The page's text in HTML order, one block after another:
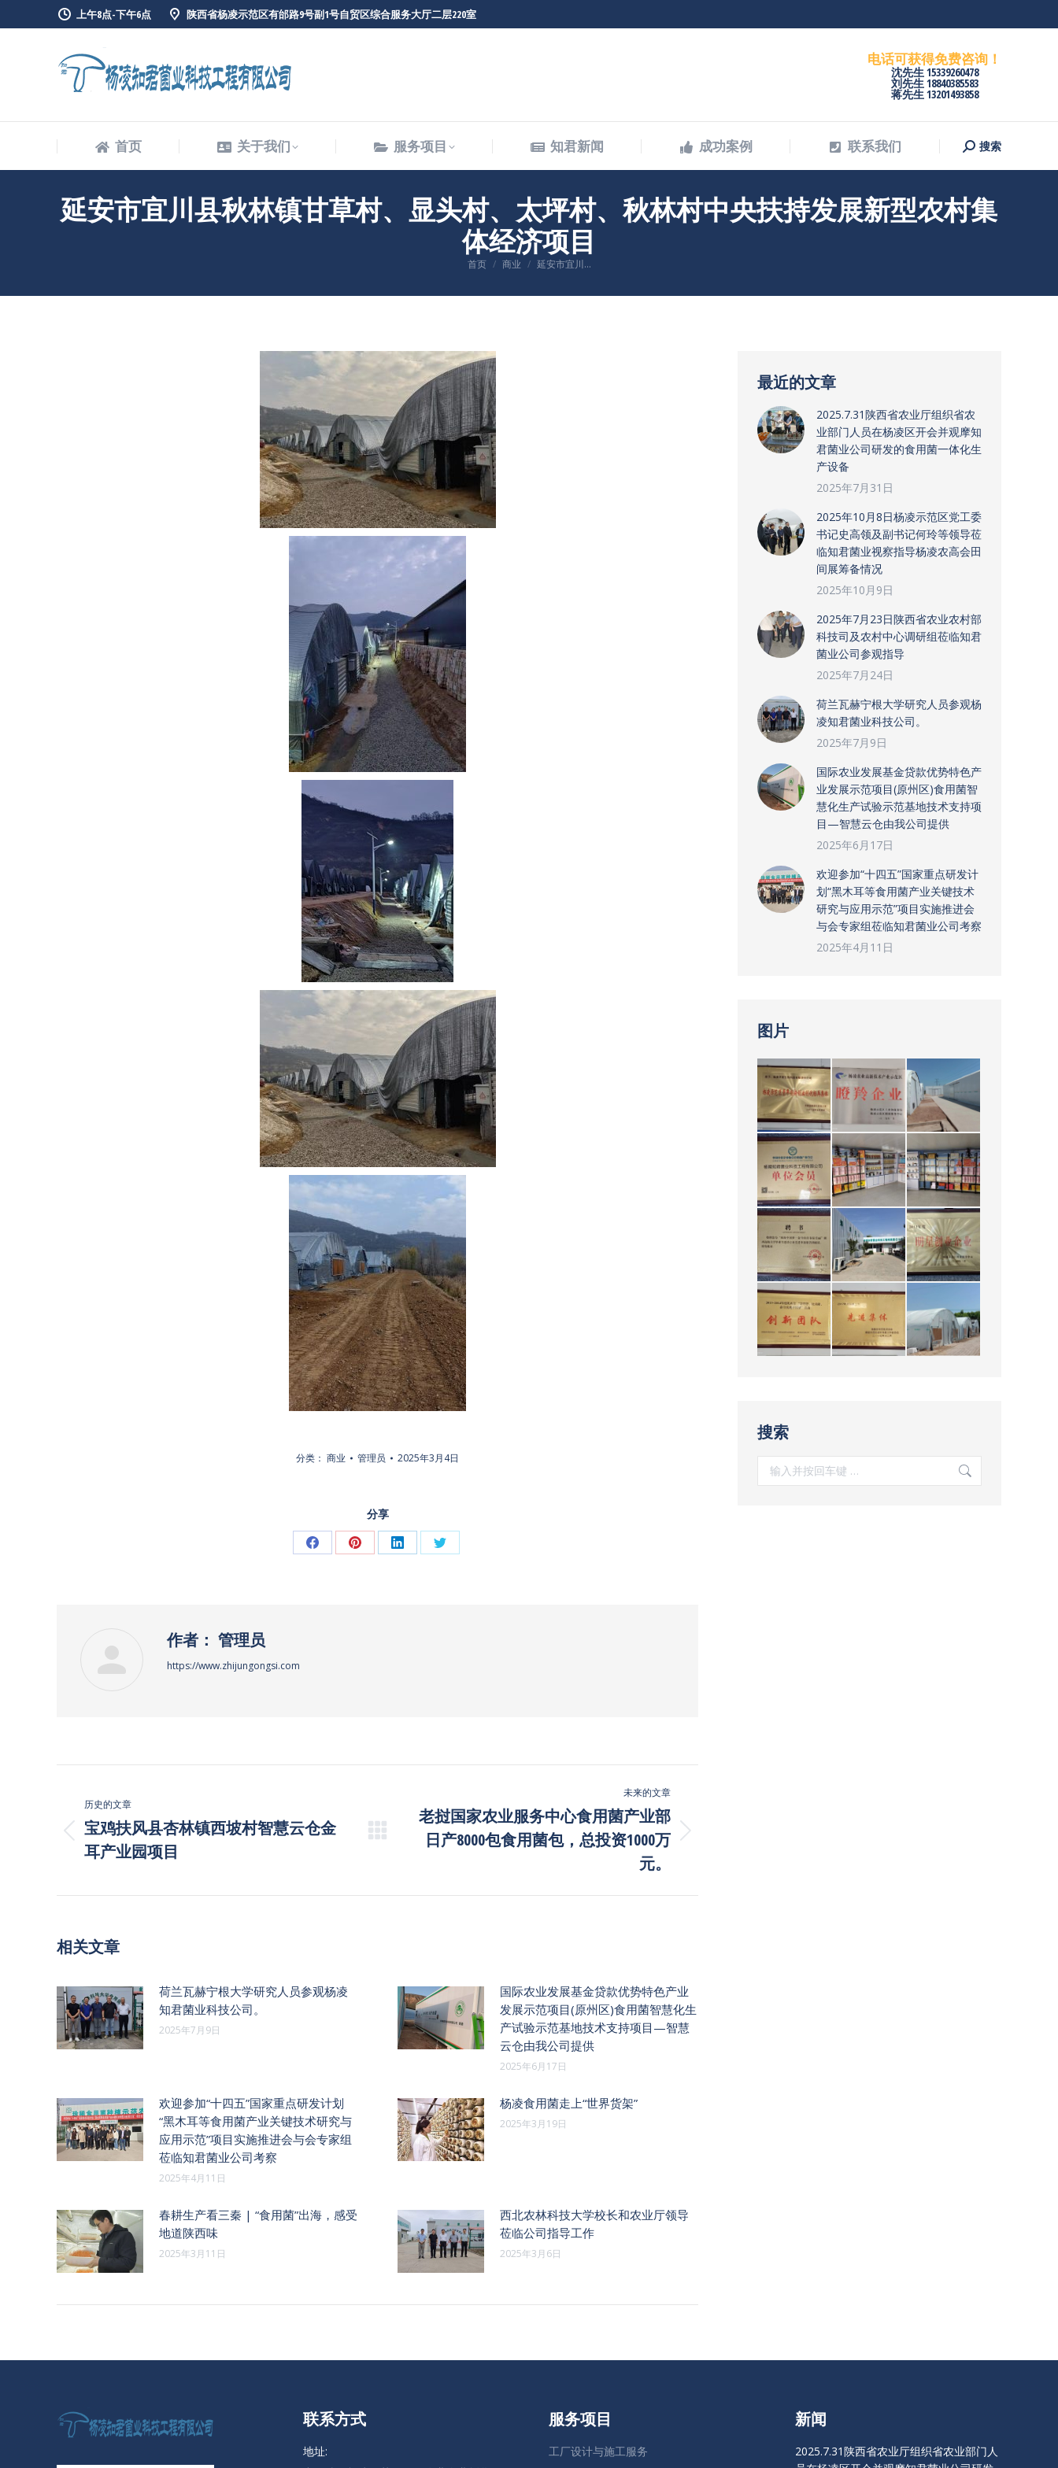
上午8点-下午6点 陕西省杨凌示范区有邰路9号副1号自贸区综合服务大厅二层220室
电话可获得免费咨询！
沈先生 15339260478
刘先生 18840385583
蒋先生 13201493858
首页 关于我们 服务项目 知君新闻 成功案例 联系我们
搜 搜索
延安市宜川县秋林镇甘草村、显头村、太坪村、秋林村中央扶持发展新型农村集
体经济项目
您在这里：
首页 商业 延安市宜川…
分类： 商业 管理员 2025年3月4日
分享
Share Share Share Share
作者： 管理员
https://www.zhijungongsi.com
导
历史的文章
历
史
文
宝鸡扶风县杏林镇西坡村智慧云仓金
耳产业园项目
未来的文章
文
老挝国家农业服务中心食用菌产业部
日产8000包食用菌包，总投资1000万
元。
相关文章
荷兰瓦赫宁根大学研究人员参观杨凌
知君菌业科技公司。
2025年7月9日
国际农业发展基金贷款优势特色产业
发展示范项目(原州区)食用菌智慧化生
产试验示范基地技术支持项目—智慧
云仓由我公司提供
2025年6月17日
欢迎参加“十四五”国家重点研发计划
“黑木耳等食用菌产业关键技术研究与
应用示范”项目实施推进会与会专家组
莅临知君菌业公司考察
2025年4月11日
杨凌食用菌走上“世界货架”
2025年3月19日
春耕生产看三秦 | “食用菌”出海，感受
地道陕西味
2025年3月11日
西北农林科技大学校长和农业厅领导
莅临公司指导工作
2025年3月6日
最近的文章
2025.7.31陕西省农业厅组织省农
业部门人员在杨凌区开会并观摩知
君菌业公司研发的食用菌一体化生
产设备
2025年7月31日
2025年10月8日杨凌示范区党工委
书记史高领及副书记何玲等领导莅
临知君菌业视察指导杨凌农高会田
间展筹备情况
2025年10月9日
2025年7月23日陕西省农业农村部
科技司及农村中心调研组莅临知君
菌业公司参观指导
2025年7月24日
荷兰瓦赫宁根大学研究人员参观杨
凌知君菌业科技公司。
2025年7月9日
国际农业发展基金贷款优势特色产
业发展示范项目(原州区)食用菌智
慧化生产试验示范基地技术支持项
目—智慧云仓由我公司提供
2025年6月17日
欢迎参加“十四五”国家重点研发计
划“黑木耳等食用菌产业关键技术
研究与应用示范”项目实施推进会
与会专家组莅临知君菌业公司考察
2025年4月11日
图片
搜索
索：
联系方式
地址:
服务项目
工厂设计与施工服务
新闻
2025.7.31陕西省农业厅组织省农业部门人
首页 关于我们 服务项目 知君新闻 成功案例 联系我们
搜